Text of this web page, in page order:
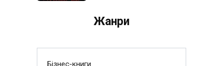
Жанри
Бізнес-книги